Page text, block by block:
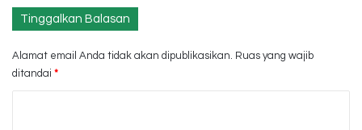
Tinggalkan Balasan
Alamat email Anda tidak akan dipublikasikan. Ruas yang wajib
ditandai *